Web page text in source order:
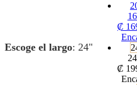
Escoge el largo: 24"
₡
₡